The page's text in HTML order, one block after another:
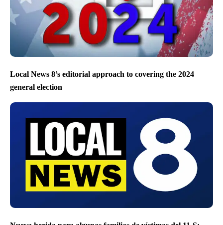
Local News 8’s editorial approach to covering the 2024
general election